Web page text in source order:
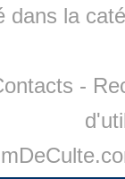
dans la
-